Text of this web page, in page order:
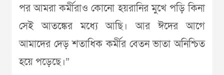
পর আমরা কর্মীরাও কোনো হয়রানির মুখে পড়ি কিনা
সেই আতঙ্কের মধ্যে আছি। আর ঈদের আগে
আমাদের দেড় শতাধিক কর্মীর বেতন ভাতা অনিশ্চিত
হয়ে পড়েছে।”